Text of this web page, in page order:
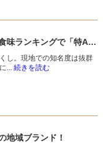
福岡県産・夢つくしは、食味ランキングで「特A」を獲得したお米！
し。現地での知名度は抜群
... 続きを読む
地域ブランド！